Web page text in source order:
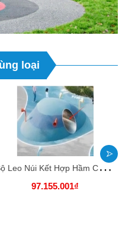
loại
B
ộ Leo Núi Kết Hợp Hầm Chui Inox
97.155.001₫